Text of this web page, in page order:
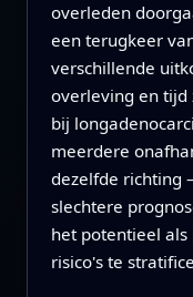
overleden
een terugkeer
verschillende
overleving en tijd
bij
meerdere
dezelfde richting
slechtere
het potentieel
risico's te